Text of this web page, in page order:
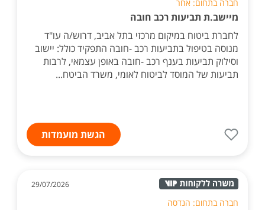
חברה בתחום: אחר
מיישב.ת תביעות רכב חובה
לחברת ביטוח במיקום מרכזי בתל אביב, דרוש/ה עו"ד
מנוסה בטיפול בתביעות רכב -חובה התפקיד כולל: יישוב
וסילוק תביעות בענף רכב -חובה באופן עצמאי, לרבות
תביעות של המוסד לביטוח לאומי, משרד הביטח...
הגשת מועמדות
29/07/2026
חברה בתחום: הנדסה